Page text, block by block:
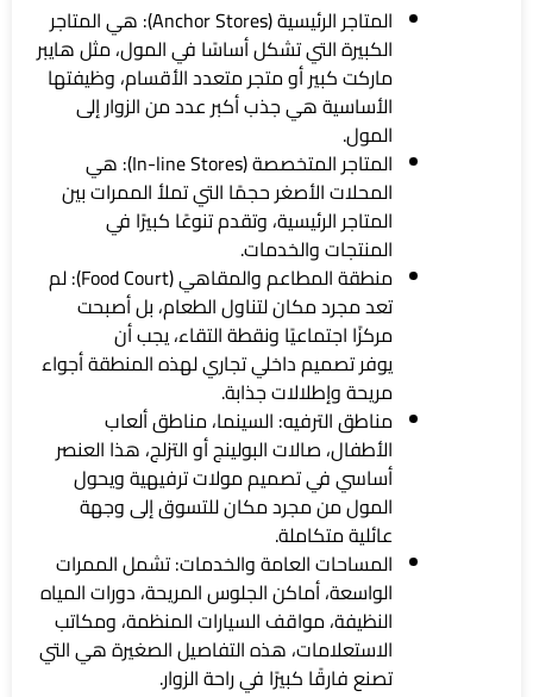
المتاجر الرئيسية (Anchor Stores): هي المتاجر
الكبيرة التي تشكل أساسًا في المول، مثل هايبر
ماركت كبير أو متجر متعدد الأقسام، وظيفتها
الأساسية هي جذب أكبر عدد من الزوار إلى
المول.
المتاجر المتخصصة (In-line Stores): هي
المحلات الأصغر حجمًا التي تملأ الممرات بين
المتاجر الرئيسية، وتقدم تنوعًا كبيرًا في
المنتجات والخدمات.
منطقة المطاعم والمقاهي (Food Court): لم
تعد مجرد مكان لتناول الطعام، بل أصبحت
مركزًا اجتماعيًا ونقطة التقاء، يجب أن
يوفر تصميم داخلي تجاري لهذه المنطقة أجواء
مريحة وإطلالات جذابة.
مناطق الترفيه: السينما، مناطق ألعاب
الأطفال، صالات البولينج أو التزلج، هذا العنصر
أساسي في تصميم مولات ترفيهية ويحول
المول من مجرد مكان للتسوق إلى وجهة
عائلية متكاملة.
المساحات العامة والخدمات: تشمل الممرات
الواسعة، أماكن الجلوس المريحة، دورات المياه
النظيفة، مواقف السيارات المنظمة، ومكاتب
الاستعلامات، هذه التفاصيل الصغيرة هي التي
تصنع فارقًا كبيرًا في راحة الزوار.